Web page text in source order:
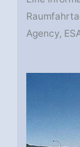
Agency,